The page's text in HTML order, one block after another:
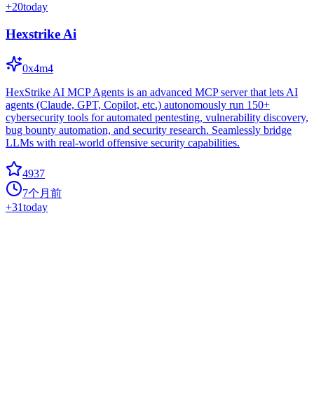
+20today
Hexstrike Ai
0x4m4
HexStrike AI MCP Agents is an advanced MCP server that lets AI
agents (Claude, GPT, Copilot, etc.) autonomously run 150+
cybersecurity tools for automated pentesting, vulnerability discovery,
bug bounty automation, and security research. Seamlessly bridge
LLMs with real-world offensive security capabilities.
4937
7个月前
+31today